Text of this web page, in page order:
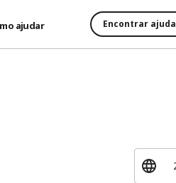
ajudar Encontrar ajuda